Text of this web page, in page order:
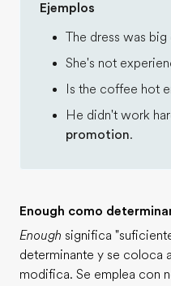
Ejemplos
The dress was big
She's not
Is the coffee hot
He didn't work
promotion.
Enough como
Enough significa
determinante y se coloca
modifica. Se emplea con